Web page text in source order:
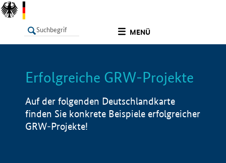
MENÜ
LISTE Info
Erfolgreiche GRW-Projekte
Auf der folgenden Deutschlandkarte
finden Sie konkrete Beispiele erfolgreicher
GRW-Projekte!